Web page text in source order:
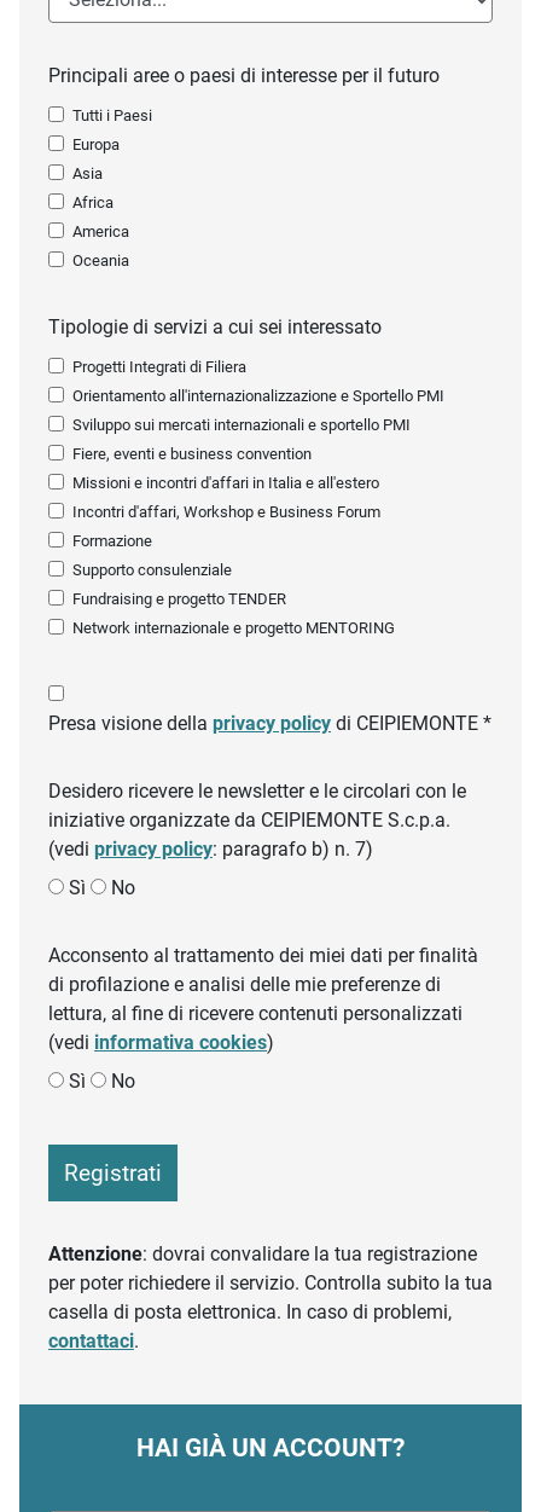
Principali aree o paesi di interesse per il futuro
Tutti i Paesi
Europa
Asia
Africa
America
Oceania
Tipologie di servizi a cui sei interessato
Progetti Integrati di Filiera
Orientamento all'internazionalizzazione e Sportello PMI
Sviluppo sui mercati internazionali e sportello PMI
Fiere, eventi e business convention
Missioni e incontri d'affari in Italia e all'estero
Incontri d'affari, Workshop e Business Forum
Formazione
Supporto consulenziale
Fundraising e progetto TENDER
Network internazionale e progetto MENTORING
Presa visione della privacy policy di CEIPIEMONTE *
Desidero ricevere le newsletter e le circolari con le
iniziative organizzate da CEIPIEMONTE S.c.p.a.
(vedi privacy policy: paragrafo b) n. 7)
Sì
No
Acconsento al trattamento dei miei dati per finalità
di profilazione e analisi delle mie preferenze di
lettura, al fine di ricevere contenuti personalizzati
(vedi informativa cookies)
Sì
No
Registrati
Attenzione: dovrai convalidare la tua registrazione
per poter richiedere il servizio. Controlla subito la tua
casella di posta elettronica. In caso di problemi,
contattaci.
HAI GIÀ UN ACCOUNT?